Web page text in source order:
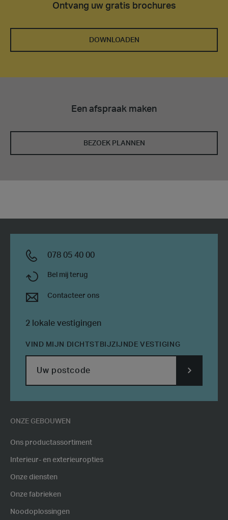
Ontvang uw gratis brochures
DOWNLOADEN
Een afspraak maken
BEZOEK PLANNEN
ONZE GEBOUWEN
Ons productassortiment
Interieur- en exterieuropties
Onze diensten
Onze fabrieken
Noodoplossingen
078 05 40 00
Bel mij terug
Contacteer ons
2 lokale vestigingen
VIND MIJN DICHTSTBIJZIJNDE VESTIGING
POSTCODE